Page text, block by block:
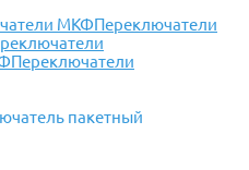
МКФПереключатели
Переключатели
пакетный